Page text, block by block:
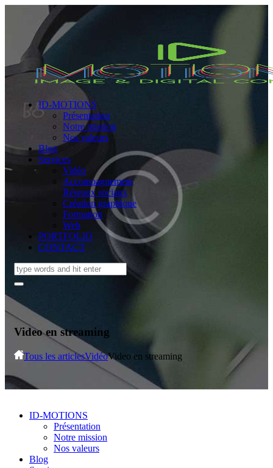
ID-MOTIONS
Présentation
Notre mission
Nos valeurs
Blog
Services
Vidéo
Accompagnement
Réseaux sociaux
Création graphique
Formation
Web
PORTFOLIO
CONTACT
Video en streaming
Tous les articlesVidéoVideo en streaming
ID-MOTIONS
Présentation
Notre mission
Nos valeurs
Blog